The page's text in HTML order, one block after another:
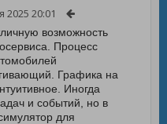
2025 20:01
возможность
Процесс
Графика на
Иногда
и событий, но в
для